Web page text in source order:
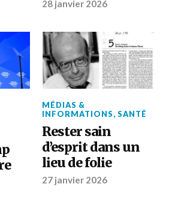
28 janvier 2026
MÉDIAS &
INFORMATIONS,SANTÉ
Rester sain
d’esprit dans un
lieu de folie
27 janvier 2026